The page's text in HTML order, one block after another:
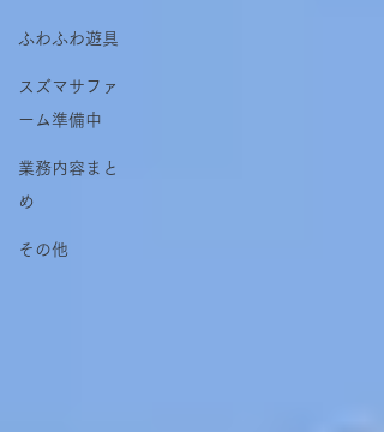
ふわふわ遊具
スズマサファ
ーム準備中
業務内容まと
め
その他